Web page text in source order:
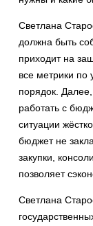
Светлана
должна быть
приходит на
все метрики по
порядок.
работать с
ситуации
бюджет не
закупки,
позволяет
Светлана